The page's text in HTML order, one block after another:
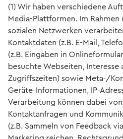
(1) Wir haben verschiedene
Media-Plattformen. Im
sozialen Netzwerken
Kontaktdaten (z.B. E-Mail,
(z.B. Eingaben in
besuchte Webseiten, Interesse
Zugriffszeiten) sowie Meta-/
Geräte-Informationen, IP-
Verarbeitung können dabei
Kontaktanfragen und
(z.B. Sammeln von Feedback